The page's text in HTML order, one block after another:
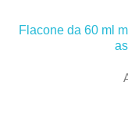
Flacone da 60 ml